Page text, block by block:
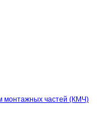
монтажных частей (КМЧ)